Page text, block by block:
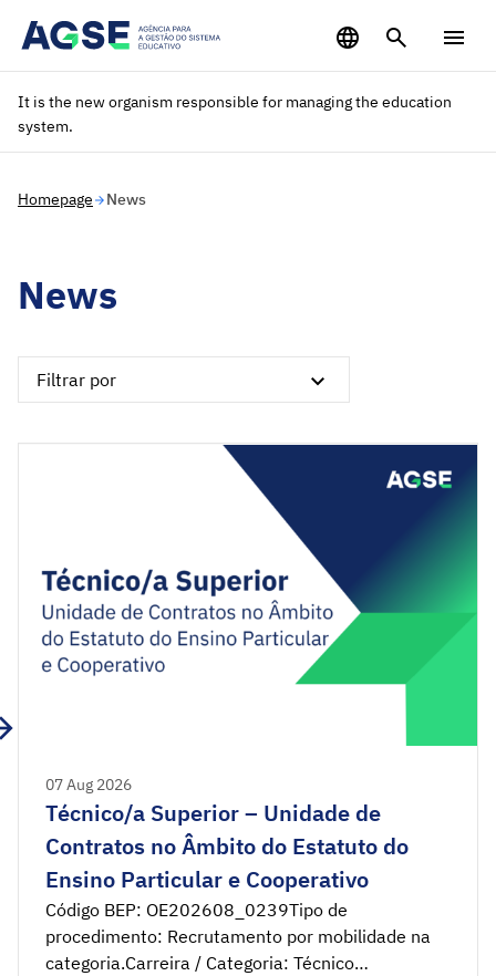
It is the new organism responsible for managing the education
system.
Homepage News
News
Filtrar por
07 Aug 2026
Técnico/a Superior – Unidade de
Contratos no Âmbito do Estatuto do
Ensino Particular e Cooperativo
Código BEP: OE202608_0239Tipo de
procedimento: Recrutamento por mobilidade na
categoria.Carreira / Categoria: Técnico